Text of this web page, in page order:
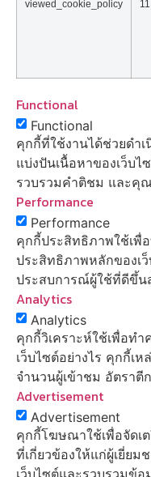
viewed_cookie_policy
Functional
Functional
คุกกี้ที่ใช้งานได้ช่วยดำ
แบ่งปันเนื้อหาของเว็บ
รวบรวมคำติชม และคุ
Performance
Performance
คุกกี้ประสิทธิภาพใช้เพื่
ประสิทธิภาพหลักของเ
ประสบการณ์ผู้ใช้ที่ดีขึ้น
Analytics
Analytics
คุกกี้วิเคราะห์ใช้เพื่อทำ
เว็บไซต์อย่างไร คุกกี้เ
จำนวนผู้เข้าชม อัตราตี
Advertisement
Advertisement
คุกกี้โฆษณาใช้เพื่อจัดเ
ที่เกี่ยวข้องให้แก่ผู้เยี่ย